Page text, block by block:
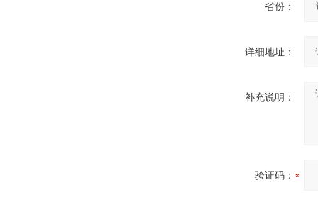
省份：
详细地址：
补充说明：
验证码：